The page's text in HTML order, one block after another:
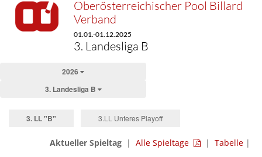
Oberösterreichischer Pool Billard
Verband
01.01.-01.12.2025
3. Landesliga B
2026
3. Landesliga B
3. LL "B" 3.LL Unteres Playoff
Aktueller Spieltag | Alle Spieltage | Tabelle |